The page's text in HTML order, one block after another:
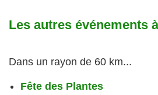
Les autres événements
Dans un rayon de 60 km...
Fête des Plantes